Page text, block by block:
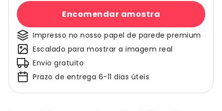
Encomendar amostra
Impresso no nosso papel de parede premium
Escalado para mostrar a imagem real
Envio gratuito
Prazo de entrega 6-11 dias úteis